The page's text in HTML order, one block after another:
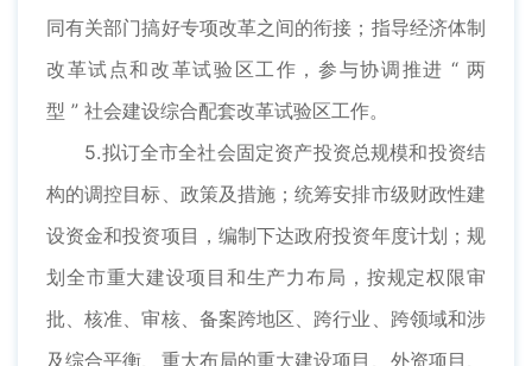
同有关部门搞好专项改革之间的衔接；指导经济体制
改革试点和改革试验区工作，参与协调推进 “ 两
型 ” 社会建设综合配套改革试验区工作。
5.拟订全市全社会固定资产投资总规模和投资结
构的调控目标、政策及措施；统筹安排市级财政性建
设资金和投资项目，编制下达政府投资年度计划；规
划全市重大建设项目和生产力布局，按规定权限审
批、核准、审核、备案跨地区、跨行业、跨领域和涉
及综合平衡、重大布局的重大建设项目、外资项目、